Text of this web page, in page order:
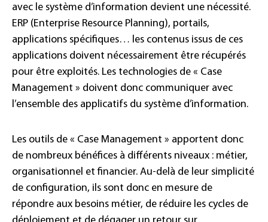
avec le système d’information devient une nécessité.
ERP (Enterprise Resource Planning), portails,
applications spécifiques… les contenus issus de ces
applications doivent nécessairement être récupérés
pour être exploités. Les technologies de « Case
Management » doivent donc communiquer avec
l’ensemble des applicatifs du système d’information.
Les outils de « Case Management » apportent donc
de nombreux bénéfices à différents niveaux : métier,
organisationnel et financier. Au-delà de leur simplicité
de configuration, ils sont donc en mesure de
répondre aux besoins métier, de réduire les cycles de